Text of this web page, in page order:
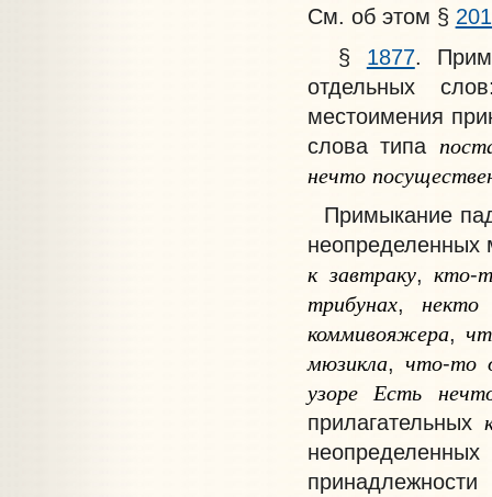
См. об этом §
§ 1877.
отдельных
местоимения
слова типа
нечто
Примыкание
неопределенных
к завтраку,кто-
трибунах, некто
коммивояжера,
мюзикла, что-то
узоре Есть
прилагательных